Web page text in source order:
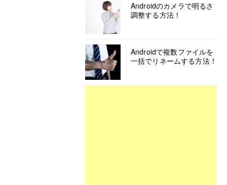
Androidのカメラで明るさ
調整する方法！
Androidで複数ファイルを
一括でリネームする方法！